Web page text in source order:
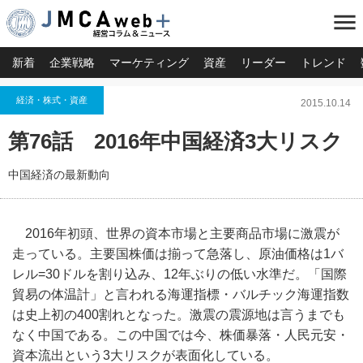
menu
新着 企業戦略 マーケティング 資産 リーダー トレンド
経済・株式・資産 2015.10.14
第76話 2016年中国経済3大リスク
中国経済の最新動向
2016年初頭、世界の資本市場と主要商品市場に激震が
走っている。主要国株価は揃って急落し、原油価格は1バ
レル=30ドルを割り込み、12年ぶりの低い水準だ。「国際
貿易の体温計」と言われる海運指標・バルチック海運指数
は史上初の400割れとなった。激震の震源地は言うまでも
なく中国である。この中国では今、株価暴落・人民元安・
資本流出という3大リスクが表面化している。